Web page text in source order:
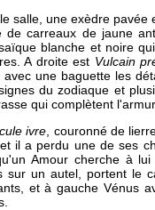
salle, une exèdre pavée
carreaux de jaune
blanche et noire
A droite est Vulcain
une baguette les
signes du zodiaque et
qui complètent
ivre , couronné de
il a perdu une de ses
Amour cherche à
sur un autel, portent le
et à gauche Vénus